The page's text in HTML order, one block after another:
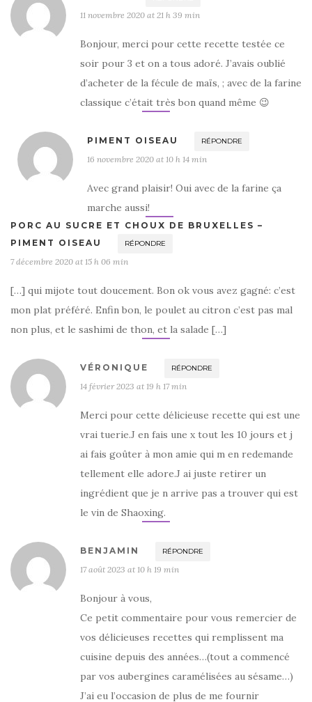
11 novembre 2020 at 21 h 39 min
Bonjour, merci pour cette recette testée ce
soir pour 3 et on a tous adoré. J’avais oublié
d’acheter de la fécule de maïs, ; avec de la farine
classique c’était très bon quand même 😉
PIMENT OISEAU RÉPONDRE
16 novembre 2020 at 10 h 14 min
Avec grand plaisir! Oui avec de la farine ça
marche aussi!
PORC AU SUCRE ET CHOUX DE BRUXELLES –
PIMENT OISEAU
RÉPONDRE
7 décembre 2020 at 15 h 06 min
[…] qui mijote tout doucement. Bon ok vous avez gagné: c’est
mon plat préféré. Enfin bon, le poulet au citron c’est pas mal
non plus, et le sashimi de thon, et la salade […]
VÉRONIQUE RÉPONDRE
14 février 2023 at 19 h 17 min
Merci pour cette délicieuse recette qui est une
vrai tuerie.J en fais une x tout les 10 jours et j
ai fais goûter à mon amie qui m en redemande
tellement elle adore.J ai juste retirer un
ingrédient que je n arrive pas a trouver qui est
le vin de Shaoxing.
BENJAMIN RÉPONDRE
17 août 2023 at 10 h 19 min
Bonjour à vous,
Ce petit commentaire pour vous remercier de
vos délicieuses recettes qui remplissent ma
cuisine depuis des années…(tout a commencé
par vos aubergines caramélisées au sésame…)
J’ai eu l’occasion de plus de me fournir